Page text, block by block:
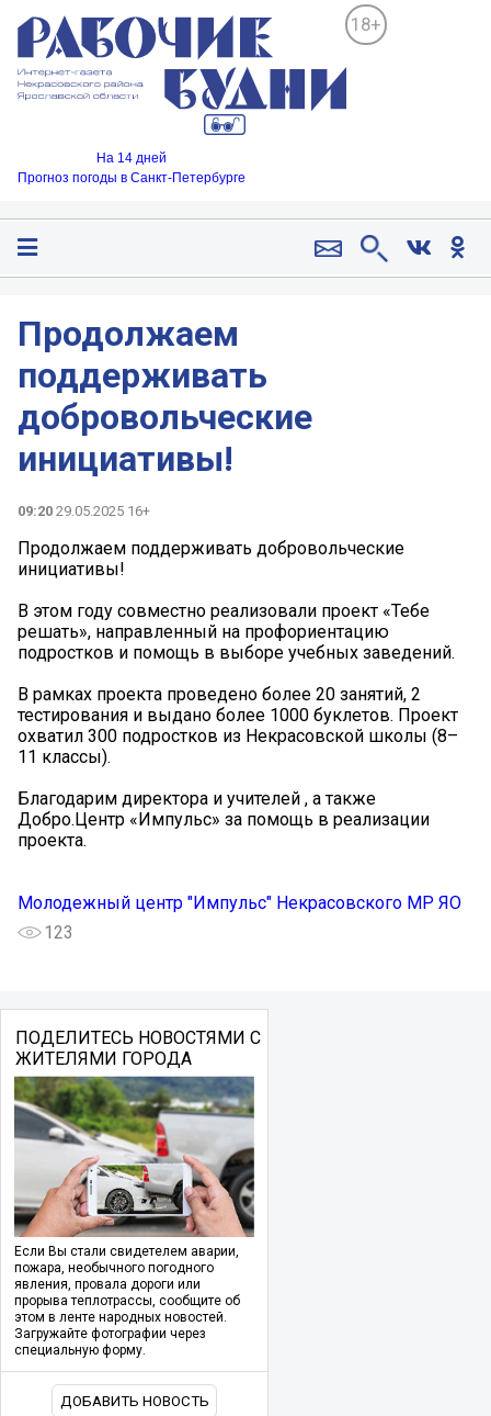
18+
На 14 дней
Прогноз погоды в Санкт-Петербурге
Продолжаем
поддерживать
добровольческие
инициативы!
09:20 29.05.2025 16+
Продолжаем поддерживать добровольческие
инициативы!
В этом году совместно реализовали проект «Тебе
решать», направленный на профориентацию
подростков и помощь в выборе учебных заведений.
В рамках проекта проведено более 20 занятий, 2
тестирования и выдано более 1000 буклетов. Проект
охватил 300 подростков из Некрасовской школы (8–
11 классы).
Благодарим директора и учителей , а также
Добро.Центр «Импульс» за помощь в реализации
проекта.
Молодежный центр "Импульс" Некрасовского МР ЯО
123
ПОДЕЛИТЕСЬ НОВОСТЯМИ С
ЖИТЕЛЯМИ ГОРОДА
Если Вы стали свидетелем аварии,
пожара, необычного погодного
явления, провала дороги или
прорыва теплотрассы, сообщите об
этом в ленте народных новостей.
Загружайте фотографии через
специальную форму.
ДОБАВИТЬ НОВОСТЬ